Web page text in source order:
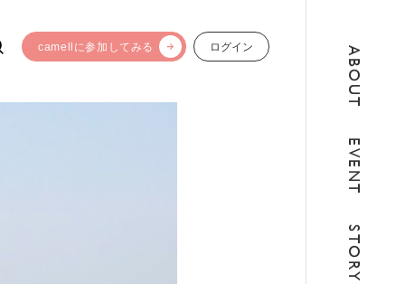
camellに参加してみる ログイン ABOUT
EVENT
STORY